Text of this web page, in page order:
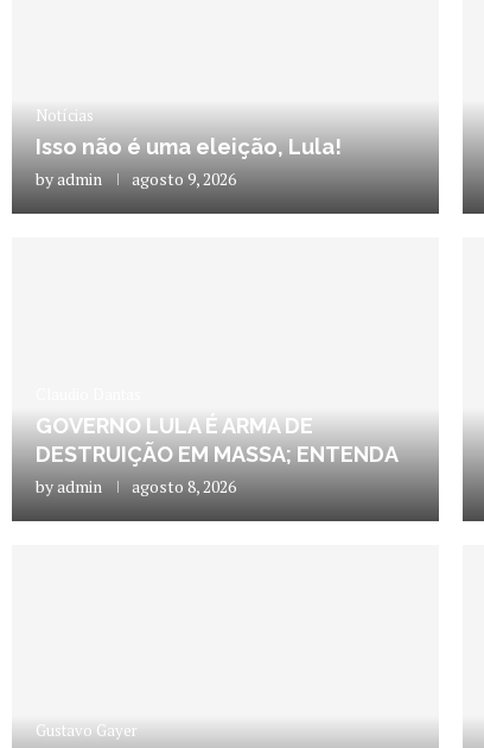
Notícias
Isso não é uma eleição, Lula!
byadmin agosto 9, 2026
GOVERNO LULA É ARMA DE
DESTRUIÇÃO EM MASSA; ENTENDA
byadmin agosto 8, 2026
Gustavo Gayer